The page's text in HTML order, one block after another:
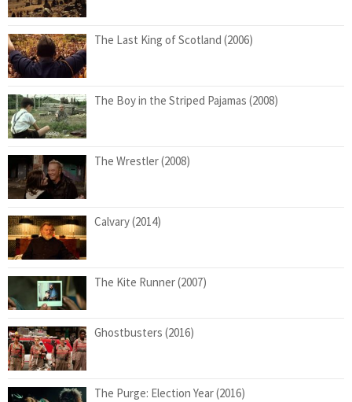
The Last King of Scotland (2006)
The Boy in the Striped Pajamas (2008)
The Wrestler (2008)
Calvary (2014)
The Kite Runner (2007)
Ghostbusters (2016)
The Purge: Election Year (2016)